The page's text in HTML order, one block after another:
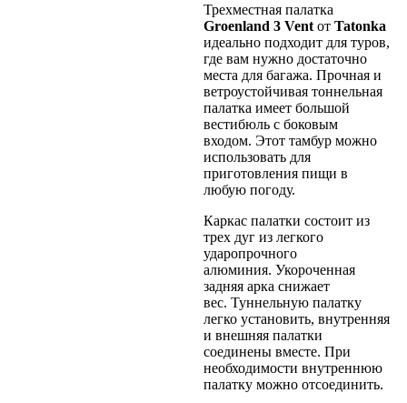
Трехместная палатка
Groenland 3 Vent от Tatonka
идеально подходит для туров,
где вам нужно достаточно
места для багажа. Прочная и
ветроустойчивая тоннельная
палатка имеет большой
вестибюль с боковым
входом. Этот тамбур можно
использовать для
приготовления пищи в
любую погоду.
Каркас палатки состоит из
трех дуг из легкого
ударопрочного
алюминия. Укороченная
задняя арка снижает
вес. Туннельную палатку
легко установить, внутренняя
и внешняя палатки
соединены вместе. При
необходимости внутреннюю
палатку можно отсоединить.